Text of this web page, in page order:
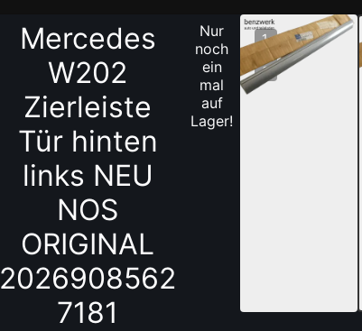
Mercedes
W202
Zierleiste
Tür hinten
links NEU
NOS
ORIGINAL
2026908562
7181
Nur
noch
ein
mal
auf
Lager!
1
3